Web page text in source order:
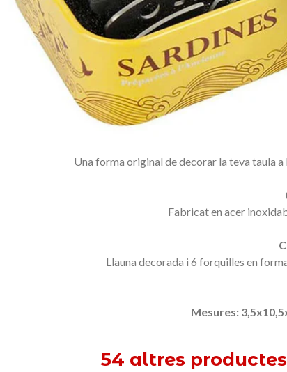
Una forma original de decorar la teva taula a
Fabricaten acer
Llauna decorada i 6 forquilles en
Mesures:
54 altres